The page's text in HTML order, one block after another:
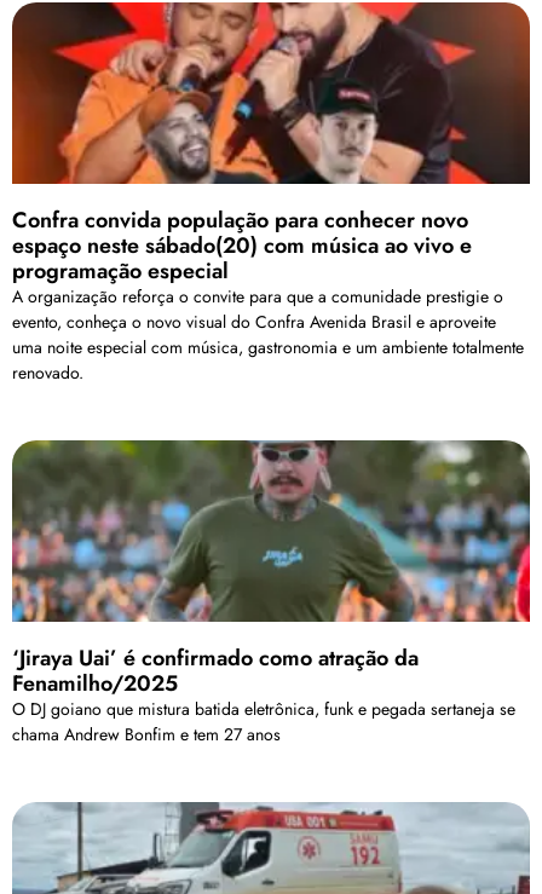
Confra convida população para conhecer novo
espaço neste sábado(20) com música ao vivo e
programação especial
A organização reforça o convite para que a comunidade prestigie o
evento, conheça o novo visual do Confra Avenida Brasil e aproveite
uma noite especial com música, gastronomia e um ambiente totalmente
renovado.
‘Jiraya Uai’ é confirmado como atração da
Fenamilho/2025
O DJ goiano que mistura batida eletrônica, funk e pegada sertaneja se
chama Andrew Bonfim e tem 27 anos